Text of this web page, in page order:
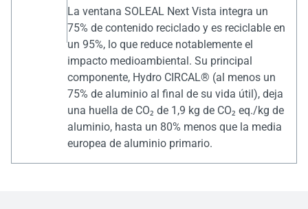
La ventana SOLEAL Next Vista integra un
75% de contenido reciclado y es reciclable en
un 95%, lo que reduce notablemente el
impacto medioambiental. Su principal
componente, Hydro CIRCAL® (al menos un
75% de aluminio al final de su vida útil), deja
una huella de CO₂ de 1,9 kg de CO₂ eq./kg de
aluminio, hasta un 80% menos que la media
europea de aluminio primario.